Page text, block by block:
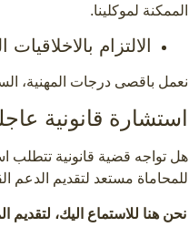
الممكنة لموكلينا.
الالتزام بالاخلاقيات
نعمل باقصى درجات المهنية،
استشارة قانونية
هل تواجه قضية قانونية تتطلب
للمحاماة مستعد لتقديم الدعم
نحن هنا للاستماع اليك، لتقديم